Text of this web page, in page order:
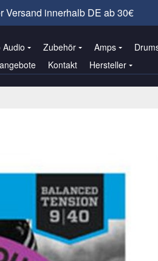
Versand innerhalb DE ab 30€
Audio Zubehör Amps
Kontakt Hersteller